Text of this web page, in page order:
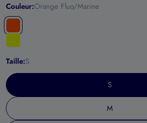
Couleur:Orange Fluo/Marine
Taille:S
S
M